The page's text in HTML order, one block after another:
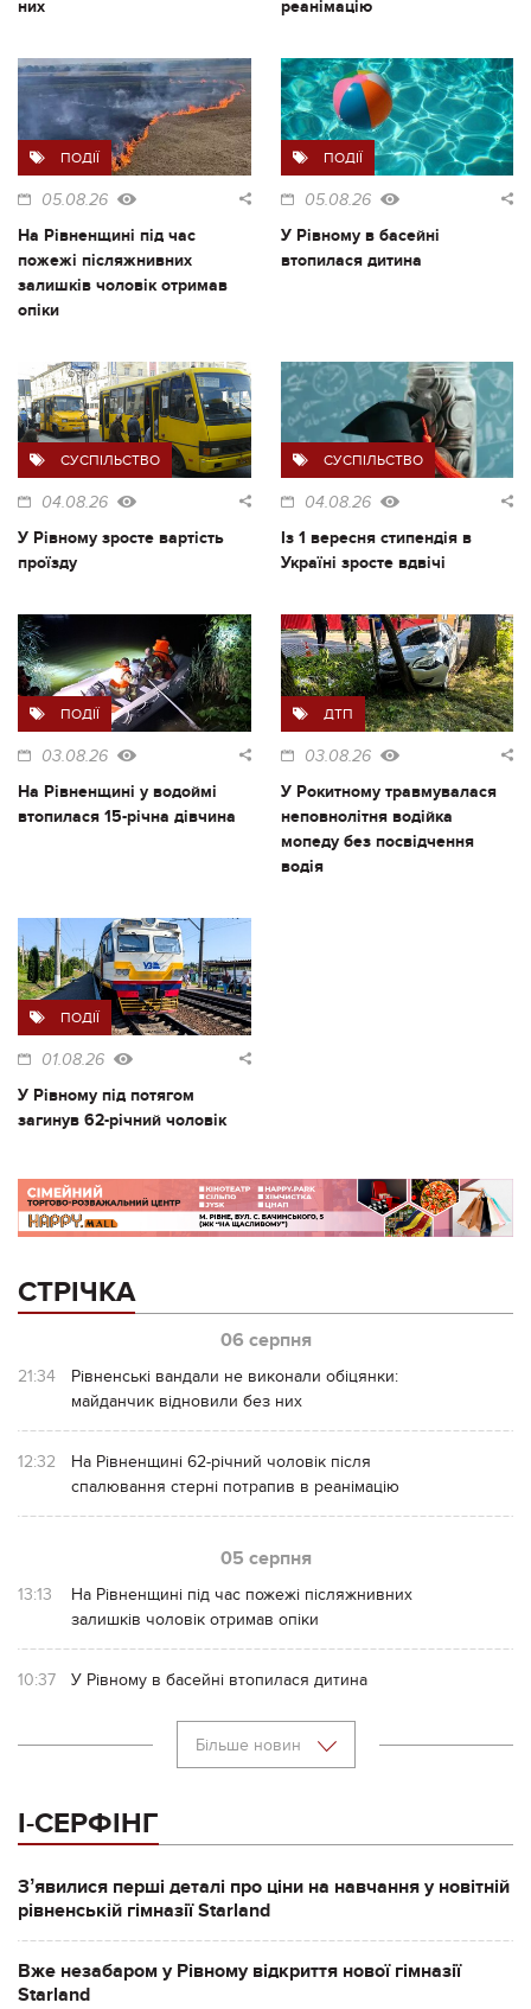
них реанімацію
ПОДІЇ
05.08.26
На Рівненщині під час
пожежі післяжнивних
залишків чоловік отримав
опіки
ПОДІЇ
05.08.26
У Рівному в басейні
втопилася дитина
СУСПІЛЬСТВО
04.08.26
У Рівному зросте вартість
проїзду
СУСПІЛЬСТВО
04.08.26
Із 1 вересня стипендія в
Україні зросте вдвічі
ПОДІЇ
03.08.26
На Рівненщині у водоймі
втопилася 15-річна дівчина
ДТП
03.08.26
У Рокитному травмувалася
неповнолітня водійка
мопеду без посвідчення
водія
ПОДІЇ
01.08.26
У Рівному під потягом
загинув 62-річний чоловік
СТРІЧКА
06 серпня
21:34
Рівненські вандали не виконали обіцянки:
майданчик відновили без них
12:32
На Рівненщині 62-річний чоловік після
спалювання стерні потрапив в реанімацію
05 серпня
13:13
На Рівненщині під час пожежі післяжнивних
залишків чоловік отримав опіки
10:37 У Рівному в басейні втопилася дитина
Більше новин
І-СЕРФІНГ
Зʼявилися перші деталі про ціни на навчання у новітній
рівненській гімназії Starland
Вже незабаром у Рівному відкриття нової гімназії
Starland